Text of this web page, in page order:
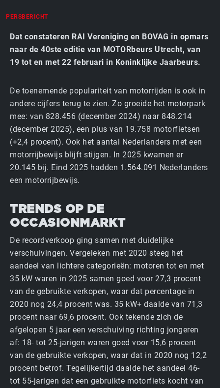
PERSBERICHT
Dat constateren RAI Vereniging en BOVAG in opmars
naar de 40ste editie van MOTORbeurs Utrecht, van
19 tot en met 22 februari in Koninklijke Jaarbeurs.
De toenemende populariteit van motorrijden is ook in
andere cijfers terug te zien. Zo groeide het motorpark
mee: van 828.456 (december 2024) naar 848.214
(december 2025), een plus van 19.758 motorfietsen
(+2,4 procent). Ook het aantal Nederlanders met een
motorrijbewijs blijft stijgen. In 2025 kwamen er
20.145 bij. Eind 2025 hadden 1.564.091 Nederlanders
een motorrijbewijs.
TRENDS OP DE
OCCASIONMARKT
De recordverkoop ging samen met duidelijke
verschuivingen. Vergeleken met 2020 steeg het
aandeel van lichtere categorieën: motoren tot en met
35 kW waren in 2025 samen goed voor 27,3 procent
van de gebruikte verkopen, waar dat percentage in
2020 nog 24,4 procent was. 35 kW+ daalde van 71,3
procent naar 69,6 procent. Ook tekende zich de
afgelopen 5 jaar een verschuiving richting jongeren
af: 18- tot 25-jarigen waren goed voor 15,6 procent
van de gebruikte verkopen, waar dat in 2020 nog 12,2
procent betrof. Tegelijkertijd daalde het aandeel 46-
tot 55-jarigen dat een gebruikte motorfiets kocht van